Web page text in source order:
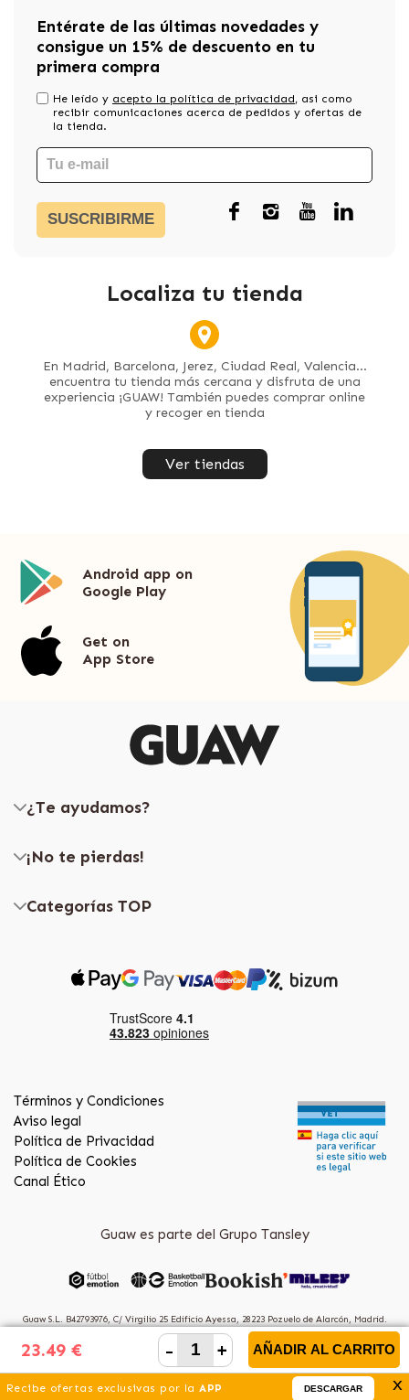
23.49 € - + AÑADIR AL CARRITO
Entérate de las últimas novedades y
consigue un 15% de descuento en tu
primera compra
He leído y acepto la política de privacidad, asi como
recibir comunicaciones acerca de pedidos y ofertas de
la tienda.
SUSCRIBIRME
Localiza tu tienda
En Madrid, Barcelona, Jerez, Ciudad Real, Valencia...
encuentra tu tienda más cercana y disfruta de una
experiencia ¡GUAW! También puedes comprar online
y recoger en tienda
Ver tiendas
Recibe ofertas exclusivas por laAPP DESCARGAR x
Android app on
Google Play
Get on
App Store
¿Te ayudamos?
¡No te pierdas!
Categorías TOP
Términos y Condiciones
Aviso legal
Política de Privacidad
Política de Cookies
Canal Ético
Guaw es parte del Grupo Tansley
Guaw S.L. B42793976, C/ Virgilio 25 Edificio Ayessa, 28223 Pozuelo de Alarcón, Madrid.
(Spain)